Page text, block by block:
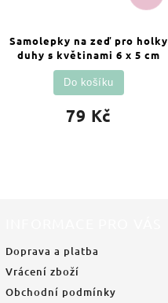
Samolepky na zeď pro holky
duhy s květinami 6 x 5 cm
79 Kč
Do košíku
Doprava a platba
Vrácení zboží
Obchodní podmínky